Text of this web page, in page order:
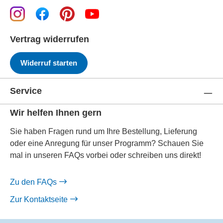
Vertrag widerrufen
Widerruf starten
Service
Wir helfen Ihnen gern
Sie haben Fragen rund um Ihre Bestellung, Lieferung
oder eine Anregung für unser Programm? Schauen Sie
mal in unseren FAQs vorbei oder schreiben uns direkt!
Zu den FAQs
Zur Kontaktseite